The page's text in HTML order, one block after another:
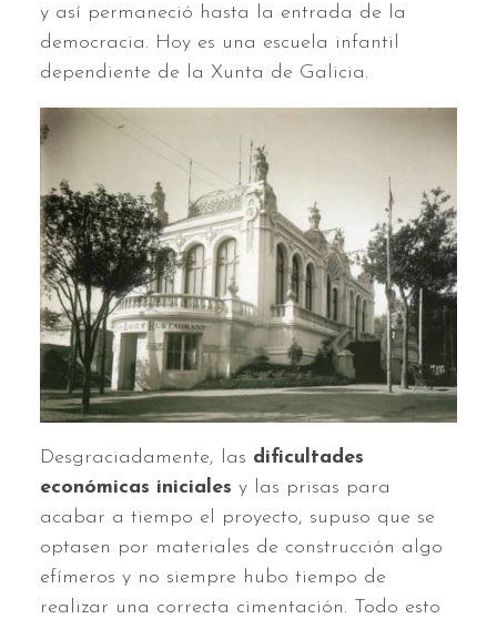
y así permaneció hasta la entrada de la
democracia. Hoy es una escuela infantil
dependiente de la Xunta de Galicia.
Desgraciadamente, las dificultades
económicas iniciales y las prisas para
acabar a tiempo el proyecto, supuso que se
optasen por materiales de construcción algo
efímeros y no siempre hubo tiempo de
realizar una correcta cimentación. Todo esto